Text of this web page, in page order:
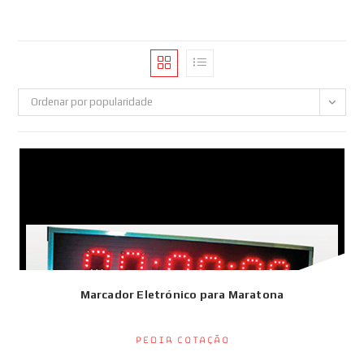
Ordenar por popularidade
Marcador Eletrónico para Maratona
Pedir Cotação